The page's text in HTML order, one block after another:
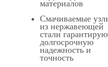
материалов
Смачиваемые
из нержавеющей
стали
долгосрочную
надежность и
точность